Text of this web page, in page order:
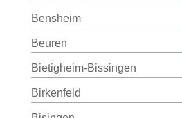
Bensheim
Beuren
Bietigheim-Bissingen
Birkenfeld